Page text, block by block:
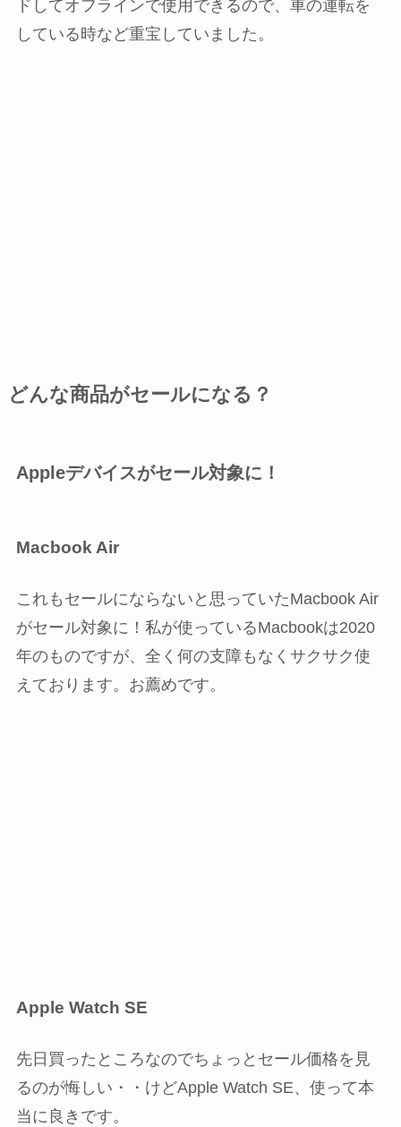
ドしてオフラインで使用できるので、車の運転を
している時など重宝していました。
どんな商品がセールになる？
Appleデバイスがセール対象に！
Macbook Air
これもセールにならないと思っていたMacbook Air
がセール対象に！私が使っているMacbookは2020
年のものですが、全く何の支障もなくサクサク使
えております。お薦めです。
Apple Watch SE
先日買ったところなのでちょっとセール価格を見
るのが悔しい・・けどApple Watch SE、使って本
当に良きです。